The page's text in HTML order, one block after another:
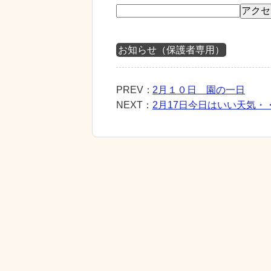
お知らせ（保護者専用）
PREV： 2月１０日 園の一日
NEXT： 2月17日今日はいい天気・